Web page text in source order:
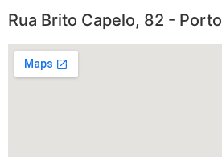
Rua Brito Capelo, 82 - Porto